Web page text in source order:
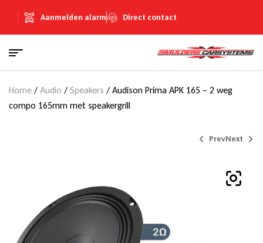
Aanmelden alarm Direct contact
Home / Audio / Speakers / Audison Prima APK 165 – 2 weg
compo 165mm met speakergrill
PrevNext